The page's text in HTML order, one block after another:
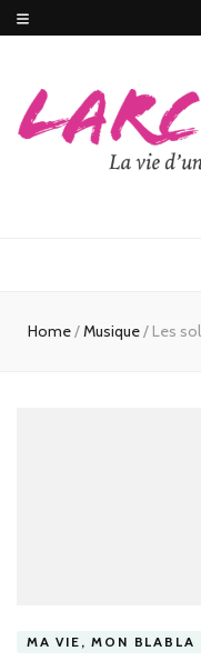
Home/Musique/ Les
MA VIE, MON BLABLA